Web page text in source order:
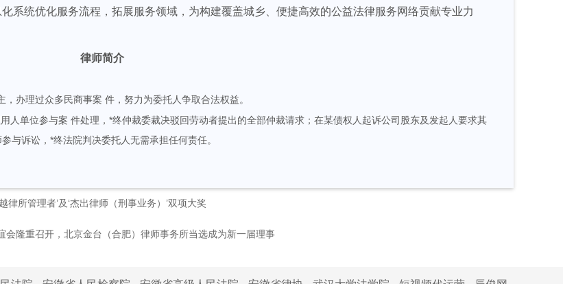
统优化服务流程，拓展服务领域，为构建覆盖城乡、便捷高效的公益法律服务网络贡献专业力
律师简介
办理过众多民商事案 件，努力为委托人争取合法权益。
单位参与案 件处理，*终仲裁委裁决驳回劳动者提出的全部仲裁请求；在某债权人起诉公司股东及发起人要求其
与诉讼，*终法院判决委托人无需承担任何责任。
所管理者’及‘杰出律师（刑事业务）’双项大奖
隆重召开，北京金台（合肥）律师事务所当选成为新一届理事